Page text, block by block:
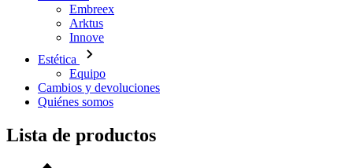
Embreex
Arktus
Innove
Estética
Equipo
Cambios y devoluciones
Quiénes somos
Lista de productos